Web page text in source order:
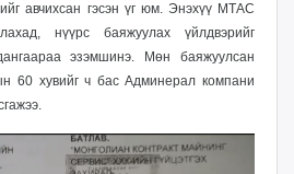
авчихсан гэсэн үг юм. Энэхүү МТАС
нүүрс баяжуулах үйлдвэрийг
эзэмшинэ. Мөн баяжуулсан
60 хувийг ч бас Админерал компани